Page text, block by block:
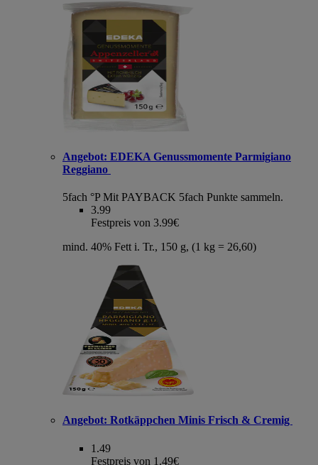
Angebot: EDEKA Genussmomente Parmigiano
Reggiano
5fach °P Mit PAYBACK 5fach Punkte sammeln.
3.99
Festpreis von 3.99€
mind. 40% Fett i. Tr., 150 g, (1 kg = 26,60)
Angebot: Rotkäppchen Minis Frisch & Cremig
1.49
Festpreis von 1.49€